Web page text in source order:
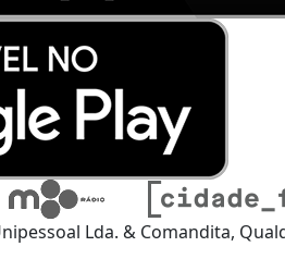
Lda. & Comandita,